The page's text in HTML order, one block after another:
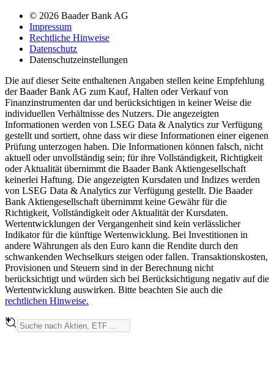
© 2026 Baader Bank AG
Impressum
Rechtliche Hinweise
Datenschutz
Datenschutzeinstellungen
Die auf dieser Seite enthaltenen Angaben stellen keine Empfehlung
der Baader Bank AG zum Kauf, Halten oder Verkauf von
Finanzinstrumenten dar und berücksichtigen in keiner Weise die
individuellen Verhältnisse des Nutzers. Die angezeigten
Informationen werden von LSEG Data & Analytics zur Verfügung
gestellt und sortiert, ohne dass wir diese Informationen einer eigenen
Prüfung unterzogen haben. Die Informationen können falsch, nicht
aktuell oder unvollständig sein; für ihre Vollständigkeit, Richtigkeit
oder Aktualität übernimmt die Baader Bank Aktiengesellschaft
keinerlei Haftung. Die angezeigten Kursdaten und Indizes werden
von LSEG Data & Analytics zur Verfügung gestellt. Die Baader
Bank Aktiengesellschaft übernimmt keine Gewähr für die
Richtigkeit, Vollständigkeit oder Aktualität der Kursdaten.
Wertentwicklungen der Vergangenheit sind kein verlässlicher
Indikator für die künftige Wertenwicklung. Bei Investitionen in
andere Währungen als den Euro kann die Rendite durch den
schwankenden Wechselkurs steigen oder fallen. Transaktionskosten,
Provisionen und Steuern sind in der Berechnung nicht
berücksichtigt und würden sich bei Berücksichtigung negativ auf die
Wertentwicklung auswirken. Bitte beachten Sie auch die
rechtlichen Hinweise.